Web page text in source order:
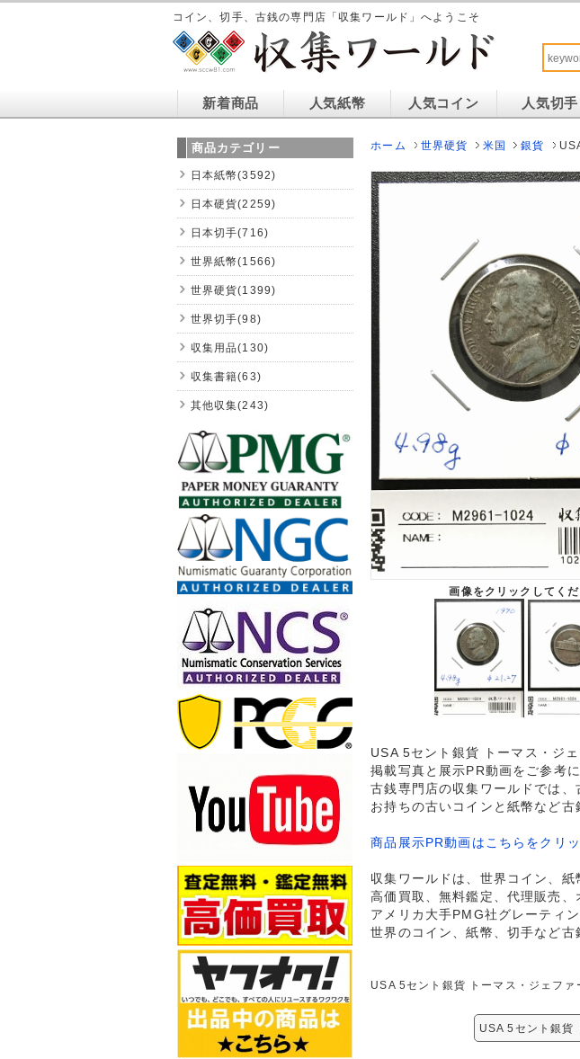
コイン、切手、古銭の専門店「収集ワールド」へようこそ
新着商品 人気紙幣 人気コイン 人気切手
ホーム 世界硬貨 米国 銀貨
画像をクリックしてく
USA 5セント銀貨 トーマス・ジ
掲載写真と展示PR動画をご参考
古銭専門店の収集ワールドでは、
お持ちの古いコインと紙幣など
商品展示PR動画はこちらをクリ
収集ワールドは、世界コイン、紙
高価買取、無料鑑定、代理販売、
アメリカ大手PMG社グレーティ
世界のコイン、紙幣、切手など古
USA 5セント銀貨 トーマス・ジェフ
USA 5セント銀貨
商品カテゴリー
日本紙幣(3592)
日本硬貨(2259)
日本切手(716)
世界紙幣(1566)
世界硬貨(1399)
世界切手(98)
収集用品(130)
収集書籍(63)
其他収集(243)